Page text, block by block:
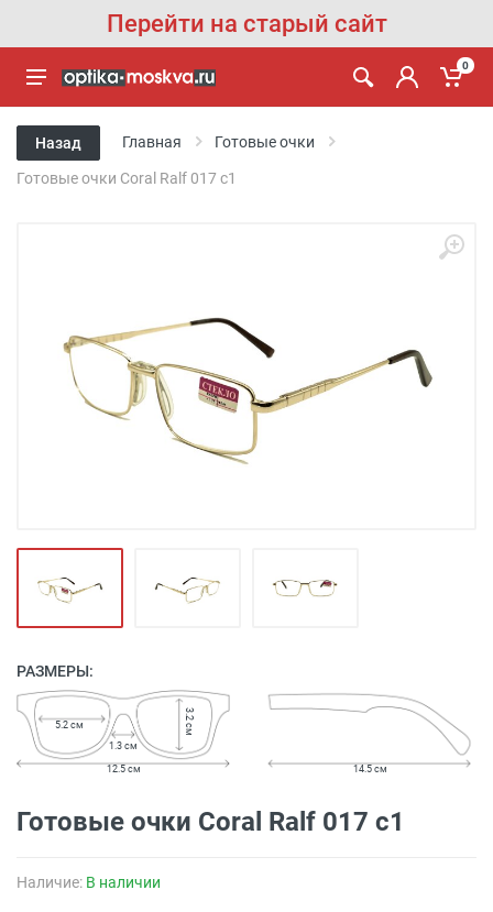
Перейти на старый сайт
0
Назад Главная Готовые очки
Готовые очки Coral Ralf 017 c1
РАЗМЕРЫ:
1.3 см
5.2 см 3.2 см
12.5 см 14.5 см
Готовые очки Coral Ralf 017 c1
Наличие: В наличии